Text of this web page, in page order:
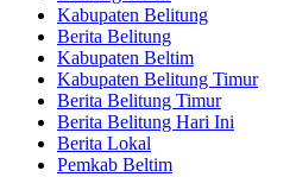
Kabupaten Belitung
Berita Belitung
Kabupaten Beltim
Kabupaten Belitung Timur
Berita Belitung Timur
Berita Belitung Hari Ini
Berita Lokal
Pemkab Beltim